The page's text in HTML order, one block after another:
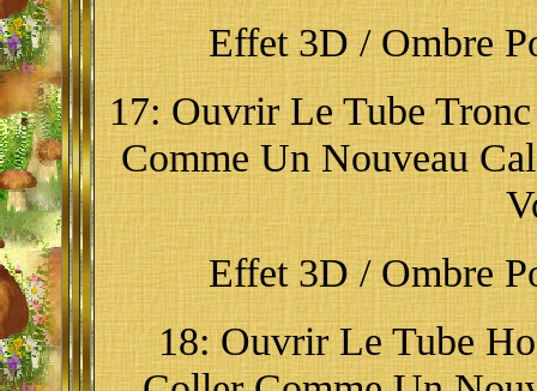
Effet 3D / Ombre
17: Ouvrir Le Tube
Comme Un Nouveau
Effet 3D / Ombre
18: Ouvrir Le Tube